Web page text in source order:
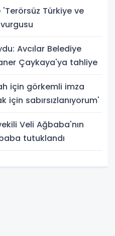
Türkiye ve
Avcılar Belediye
Çaykaya'ya tahliye
için görkemli imza
için sabırsızlanıyorum'
Veli Ağbaba'nın
tutuklandı